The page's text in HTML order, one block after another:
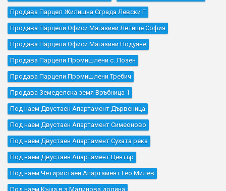
Продава Парцел Жилищна Сграда Левски Г
Продава Парцели Офиси Магазини Летище София
Продава Парцели Офиси Магазини Подуяне
Продава Парцели Промишлени с. Лозен
Продава Парцели Промишлени Требич
Продава Земеделска земя Връбница 1
Под наем Двустаен Апартамент Дървеница
Под наем Двустаен Апартамент Симеоново
Под наем Двустаен Апартамент Сухата река
Под наем Двустаен Апартамент Център
Под наем Четиристаен Апартамент Гео Милев
Под наем Къщa в.з.Малинова долина